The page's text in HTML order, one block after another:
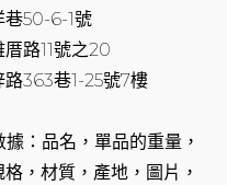
巷50-6-1號
路11號之20
363巷1-25號7樓
：品名，單品的重量，
，材質，產地，圖片，